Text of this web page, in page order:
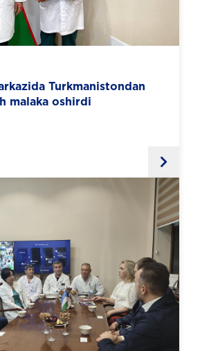
Turkmanistondan
malaka oshirdi